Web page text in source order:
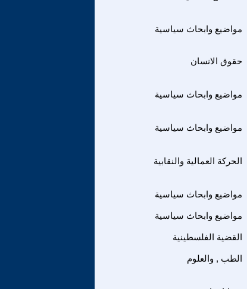
مواضيع وابحاث سياسية
حقوق الانسان
مواضيع وابحاث سياسية
مواضيع وابحاث سياسية
الحركة العمالية والنقابية
مواضيع وابحاث سياسية
مواضيع وابحاث سياسية
القضية الفلسطينية
الطب , والعلوم